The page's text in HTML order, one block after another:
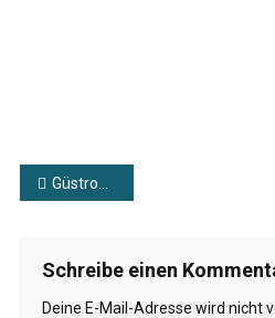
Güstrow im Blick #17
Schreibe einen
Deine E-Mail-Adresse wird nicht